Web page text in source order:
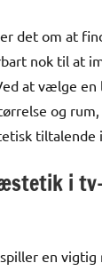
det om at
nok til at
at vælge en
og
tiltalende
i
en vigtig